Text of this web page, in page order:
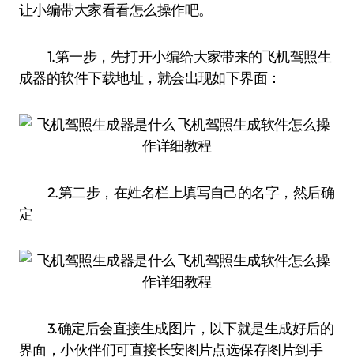
让小编带大家看看怎么操作吧。
1.第一步，先打开小编给大家带来的飞机驾照生
成器的软件下载地址，就会出现如下界面：
2.第二步，在姓名栏上填写自己的名字，然后确
定
3.确定后会直接生成图片，以下就是生成好后的
界面，小伙伴们可直接长安图片点选保存图片到手